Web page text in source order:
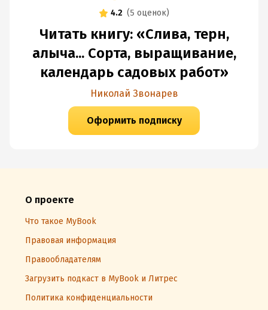
4.2 (5 оценок)
Читать книгу: «Слива, терн,
алыча... Сорта, выращивание,
календарь садовых работ»
Николай Звонарев
Оформить подписку
О проекте
Что такое MyBook
Правовая информация
Правообладателям
Загрузить подкаст в MyBook и Литрес
Политика конфиденциальности